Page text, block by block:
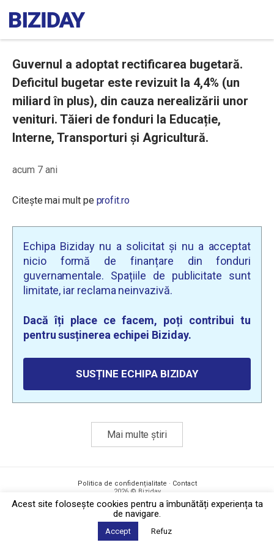
Guvernul a adoptat rectificarea bugetară.
Deficitul bugetar este revizuit la 4,4% (un
miliard în plus), din cauza nerealizării unor
venituri. Tăieri de fonduri la Educație,
Interne, Transporturi și Agricultură.
acum 7 ani
Citește mai mult pe profit.ro
Echipa Biziday nu a solicitat și nu a acceptat
nicio formă de finanțare din fonduri
guvernamentale. Spațiile de publicitate sunt
limitate, iar reclama neinvazivă.
Dacă îți place ce facem, poți contribui tu
pentru susținerea echipei Biziday.
SUSȚINE ECHIPA BIZIDAY
Mai multe știri
Politica de confidențialitate · Contact
2026 © Biziday
Acest site foloseşte cookies pentru a îmbunătăți experiența ta
de navigare.
Accept Refuz